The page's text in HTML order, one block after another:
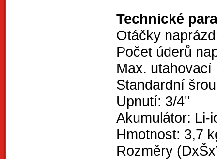
Technické
Otáčky
Počet úderů
Max. utahovací
Standardní
Upnutí: 3/4''
Akumulátor: Li-
Hmotnost: 3,7
Rozměry